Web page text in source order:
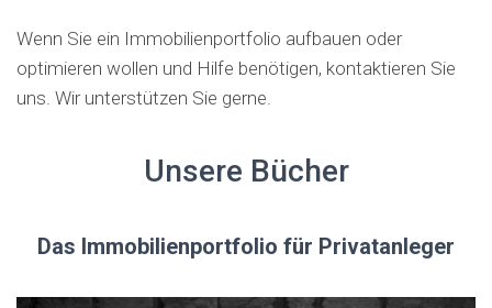
Wenn Sie ein Immobilienportfolio aufbauen oder
optimieren wollen und Hilfe benötigen, kontaktieren Sie
uns. Wir unterstützen Sie gerne.
Unsere Bücher
Das Immobilienportfolio für Privatanleger